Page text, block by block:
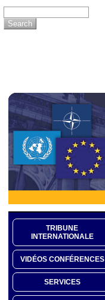
TRIBUNE
INTERNATIONALE
VIDÉOS CONFÉRENCES
SERVICES